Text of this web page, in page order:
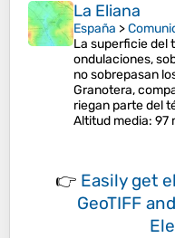
La Eliana
España >
La superficie del
ondulaciones,
no sobrepasan
Granotera,
riegan parte del
Altitud media: 97
👉 Easily get
GeoTIFF